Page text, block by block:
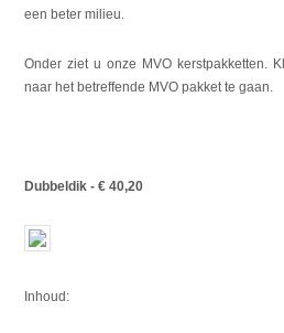
een beter milieu.
Onder ziet u onze MVO kerstpakketten.
naar het betreffende MVO pakket te gaan.
Dubbeldik - € 40,20
Inhoud: